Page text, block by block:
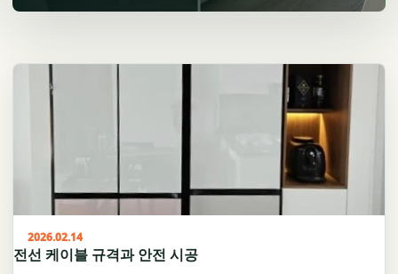
2026.02.14
전선 케이블 규격과 안전 시공